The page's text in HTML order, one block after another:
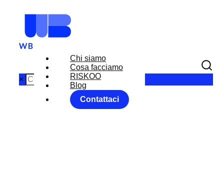
Chi siamo
Cosa facciamo
RISKOO
Blog
Contattaci
×
FX RISK